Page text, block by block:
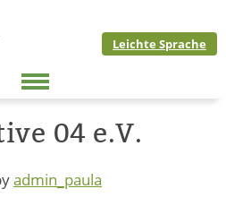
Leichte Sprache
04 e.V.
admin_paula